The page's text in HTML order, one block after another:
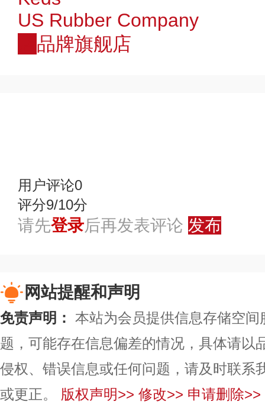
US Rubber Company
品牌旗舰店
用户评论0
评分9/10分
请先登录后再发表评论 发布
网站提醒和声明
免责声明： 本站为会员提供信息存储空
题，可能存在信息偏差的情况，具体请以
侵权、错误信息或任何问题，请及时联系
或更正。
版权声明>> 修改>> 申请删除>>